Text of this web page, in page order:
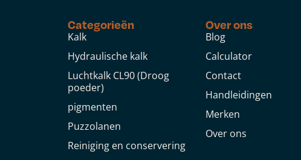
Categorieën
Kalk
Hydraulische kalk
Luchtkalk CL90 (Droog
poeder)
pigmenten
Puzzolanen
Reiniging en conservering
Over ons
Blog
Calculator
Contact
Handleidingen
Merken
Over ons